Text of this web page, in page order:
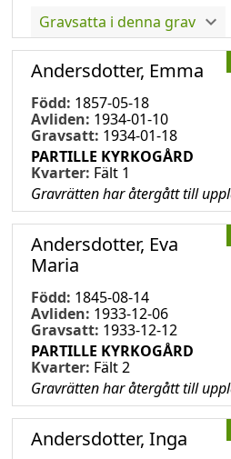
Gravsatta i denna grav
Andersdotter, Emma
Född: 1857-05-18
Avliden: 1934-01-10
Gravsatt: 1934-01-18
PARTILLE KYRKOGÅRD
Kvarter: Fält 1
Gravrätten har återgått till
Andersdotter, Eva
Maria
Född: 1845-08-14
Avliden: 1933-12-06
Gravsatt: 1933-12-12
PARTILLE KYRKOGÅRD
Kvarter: Fält 2
Gravrätten har återgått till
Andersdotter, Inga